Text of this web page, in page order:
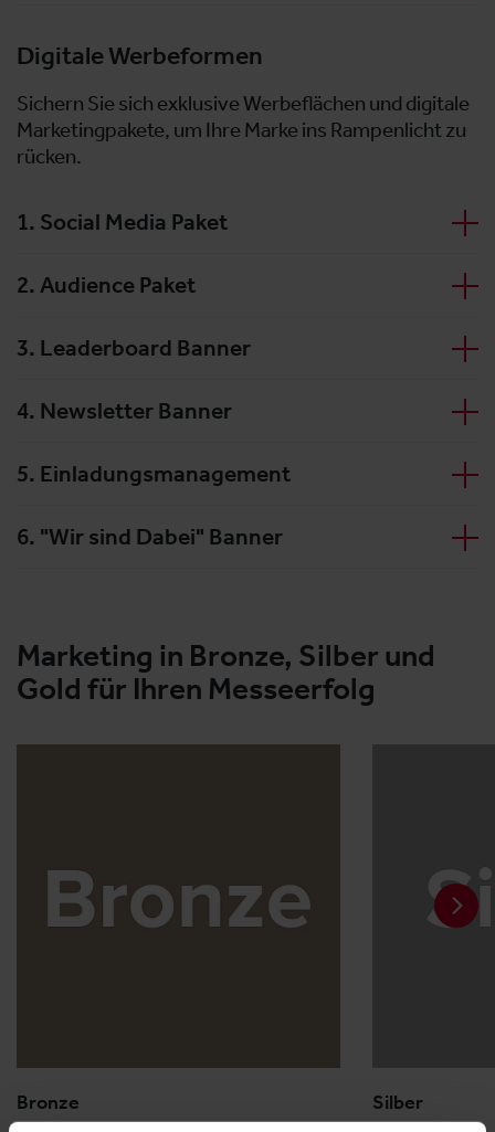
Digitale Werbeformen
Sichern Sie sich exklusive Werbeflächen und digitale
Marketingpakete, um Ihre Marke ins Rampenlicht zu
rücken.
1. Social Media Paket
2. Audience Paket
3. Leaderboard Banner
4. Newsletter Banner
5. Einladungsmanagement
6. "Wir sind Dabei" Banner
Marketing in Bronze, Silber und
Gold für Ihren Messeerfolg
Bronze Silber